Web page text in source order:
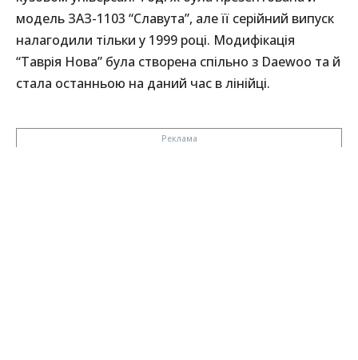
модель ЗАЗ-1103 “Славута”, але її серійний випуск
налагодили тільки у 1999 році. Модифікація
“Таврія Нова” була створена спільно з Daewoo та й
стала останньою на даний час в лінійці.